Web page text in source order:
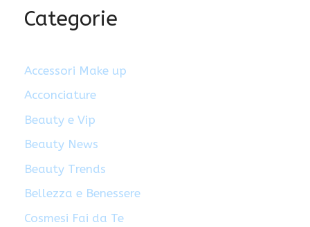
Categorie
Accessori Make up
Acconciature
Beauty e Vip
Beauty News
Beauty Trends
Bellezza e Benessere
Cosmesi Fai da Te